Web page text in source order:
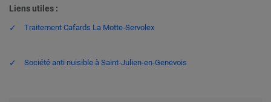
Liens utiles :
Traitement Cafards La Motte-Servolex
Société anti nuisible à Saint-Julien-en-Genevois